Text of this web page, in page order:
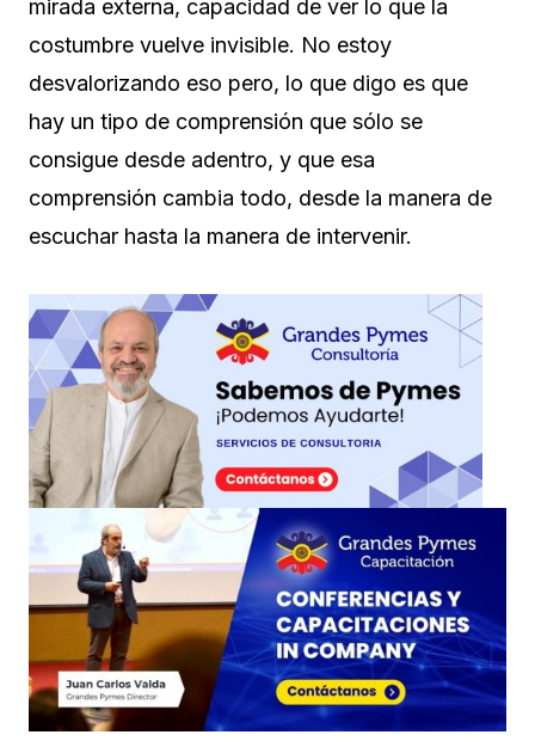
mirada externa, capacidad de ver lo que la
costumbre vuelve invisible. No estoy
desvalorizando eso pero, lo que digo es que
hay un tipo de comprensión que sólo se
consigue desde adentro, y que esa
comprensión cambia todo, desde la manera de
escuchar hasta la manera de intervenir.